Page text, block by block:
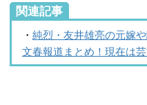
関連記事
・ 純烈・友井雄亮の元嫁
文春報道まとめ！現在は